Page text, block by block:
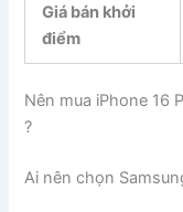
Giá bán khởi
điểm
Nên mua iPhone 16
?
Ai nên chọn